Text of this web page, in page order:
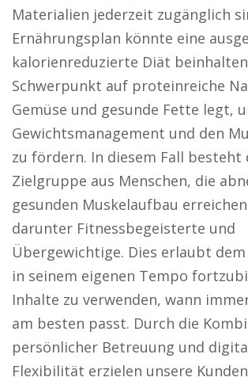
Materialien jederzeit zugänglich
Ernährungsplan könnte eine
kalorienreduzierte Diät
Schwerpunkt auf proteinreiche
Gemüse und gesunde Fette legt,
Gewichtsmanagement und den
zu fördern. In diesem Fall besteht
Zielgruppe aus Menschen, die
gesunden Muskelaufbau
darunter Fitnessbegeisterte und
Übergewichtige. Dies erlaubt dem
in seinem eigenen Tempo
Inhalte zu verwenden, wann
am besten passt. Durch die
persönlicher Betreuung und
Flexibilität erzielen unsere Kunden